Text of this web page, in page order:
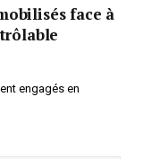
face à
engagés en